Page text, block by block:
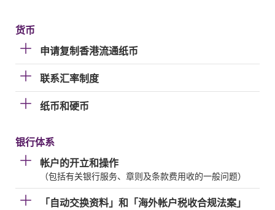
货币
申请复制香港流通纸币
联系汇率制度
纸币和硬币
银行体系
帐户的开立和操作
（包括有关银行服务、章则及条款费用收的一般问题）
「自动交换资料」和「海外帐户税收合规法案」